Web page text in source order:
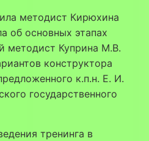
методист Кирюхина
об основных этапах
методист Куприна М.В.
конструктора
к.п.н. Е. И.
государственного
тренинга в